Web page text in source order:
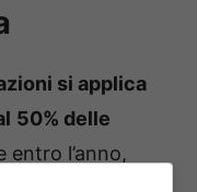
si applica
50% delle
entro l’anno,